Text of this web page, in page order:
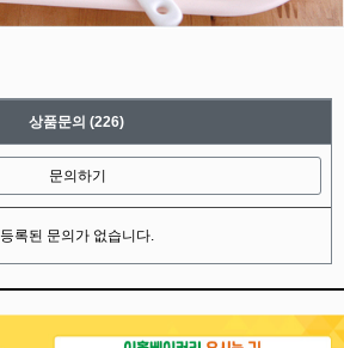
상품문의 (226)
문의하기
등록된 문의가 없습니다.